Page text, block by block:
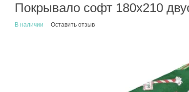
Покрывало софт 180х210
В наличии Оставить отзыв